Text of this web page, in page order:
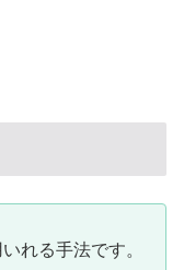
れる手法です。